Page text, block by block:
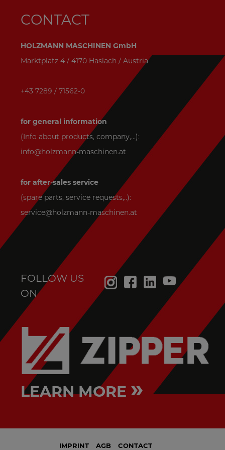
CONTACT
HOLZMANN MASCHINEN GmbH
Marktplatz 4 / 4170 Haslach / Austria
+43 7289 / 71562-0
for general information
(Info about products, company,...):
info@holzmann-maschinen.at
for after-sales service
(spare parts, service requests,..):
service@holzmann-maschinen.at
FOLLOW US
ON
LEARN MORE »
IMPRINT AGB CONTACT